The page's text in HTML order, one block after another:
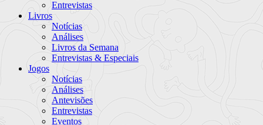
Entrevistas
Livros
Notícias
Análises
Livros da Semana
Entrevistas & Especiais
Jogos
Notícias
Análises
Antevisões
Entrevistas
Eventos